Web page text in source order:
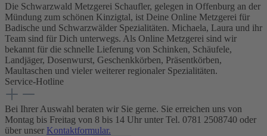
Die Schwarzwald Metzgerei Schaufler, gelegen in Offenburg an der
Mündung zum schönen Kinzigtal, ist Deine Online Metzgerei für
Badische und Schwarzwälder Spezialitäten. Michaela, Laura und ihr
Team sind für Dich unterwegs. Als Online Metzgerei sind wir
bekannt für die schnelle Lieferung von Schinken, Schäufele,
Landjäger, Dosenwurst, Geschenkkörben, Präsentkörben,
Maultaschen und vieler weiterer regionaler Spezialitäten.
Service-Hotline
Bei Ihrer Auswahl beraten wir Sie gerne. Sie erreichen uns von
Montag bis Freitag von 8 bis 14 Uhr unter Tel. 0781 2508740 oder
über unser Kontaktformular.